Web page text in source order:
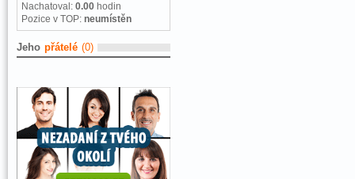
Nachatoval: 0.00 hodin
Pozice v TOP: neumístěn
Jeho přátelé (0)